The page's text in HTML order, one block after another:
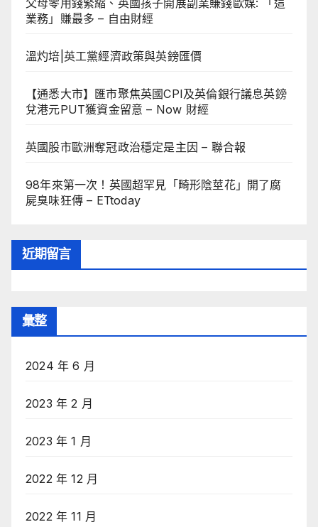
業務」賺最多 – 自由財經
溫灼培|英工黨經濟政策與英鎊匯價
【通悉大市】匯市聚焦英國CPI及英倫銀行議息英鎊
兌港元PUT獲資金留意 – Now 財經
英國股市歐洲奪冠政治穩定是主因 – 聯合報
98年來第一次！英國超罕見「畸形陰莖花」開了腐
屍臭味狂傳 – ETtoday
近期留言
彙整
2024 年 6 月
2023 年 2 月
2023 年 1 月
2022 年 12 月
2022 年 11 月